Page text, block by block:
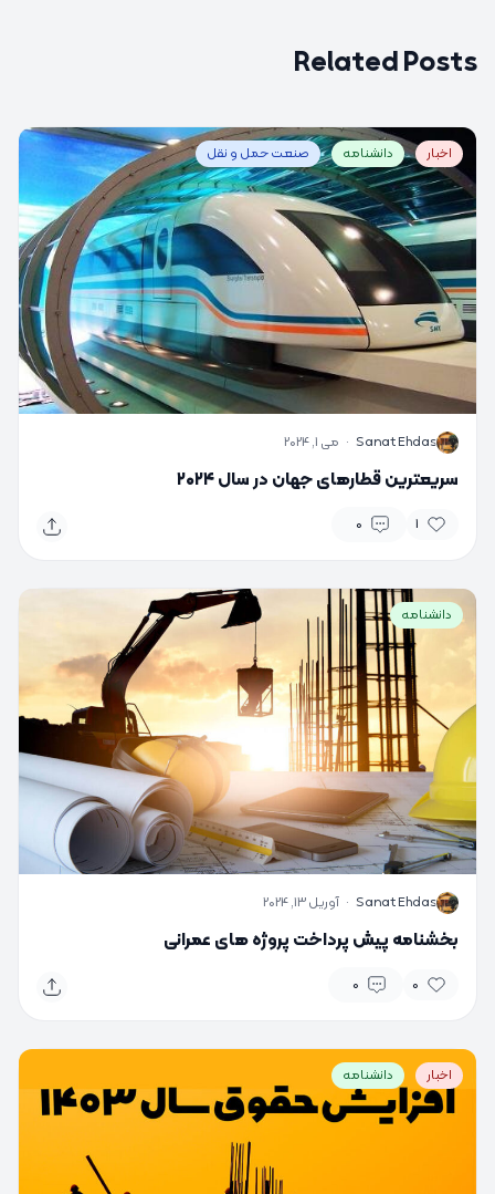
Related Posts
اخبار دانشنامه صنعت حمل و نقل
S
Sanat Ehdas
· می 1, 2024
سریعترین قطارهای جهان در سال ۲۰۲۴
1
0
دانشنامه
S
Sanat Ehdas
· آوریل 13, 2024
بخشنامه پیش پرداخت پروژه های عمرانی
0
0
اخبار دانشنامه